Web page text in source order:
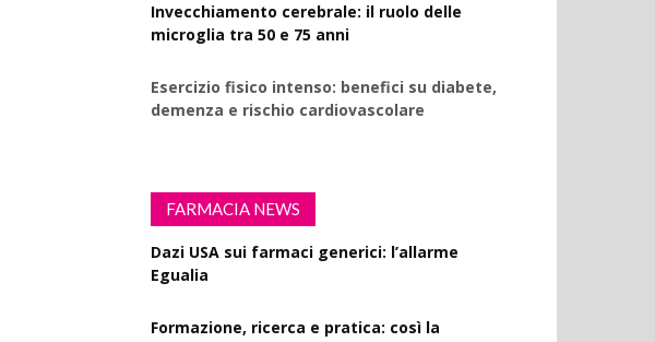
Invecchiamento cerebrale: il ruolo delle
microglia tra 50 e 75 anni
Esercizio fisico intenso: benefici su diabete,
demenza e rischio cardiovascolare
FARMACIA NEWS
Dazi USA sui farmaci generici: l’allarme
Egualia
Formazione, ricerca e pratica: così la